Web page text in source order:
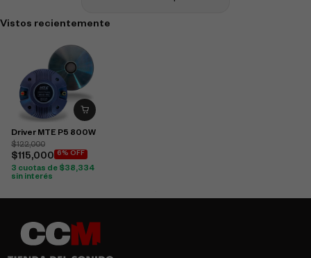
Vistos recientemente
Driver MTE P5 800W
$122,000
$115,000 6% OFF
3 cuotas de $38,334
sin interés